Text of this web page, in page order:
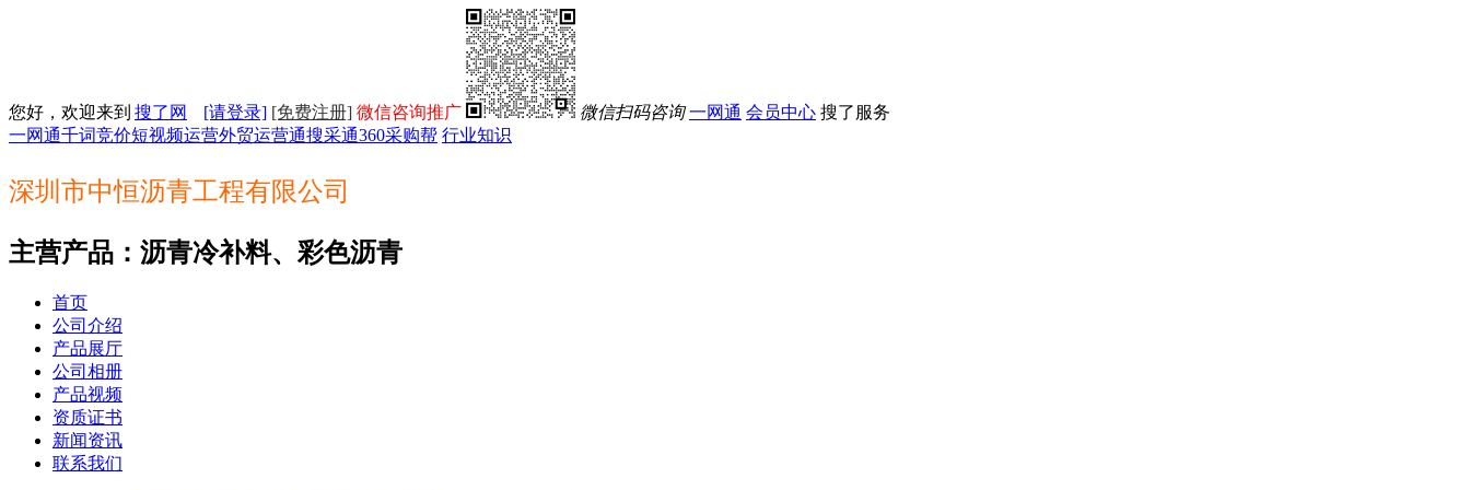
您好，欢迎来到 搜了网 [请登录] [免费注册] 微信咨询推广 微信扫码咨询 一网通 会员中心 搜了服务
一网通千词竞价短视频运营外贸运营通搜采通360采购帮 行业知识
深圳市中恒沥青工程有限公司
主营产品：沥青冷补料、彩色沥青
首页
公司介绍
产品展厅
公司相册
产品视频
资质证书
新闻资讯
联系我们